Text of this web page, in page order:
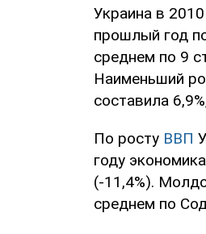
Украина в
прошлый год
среднем по 9
Наименьший
составила
По росту ВВП
году
(-11,4%).
среднем по